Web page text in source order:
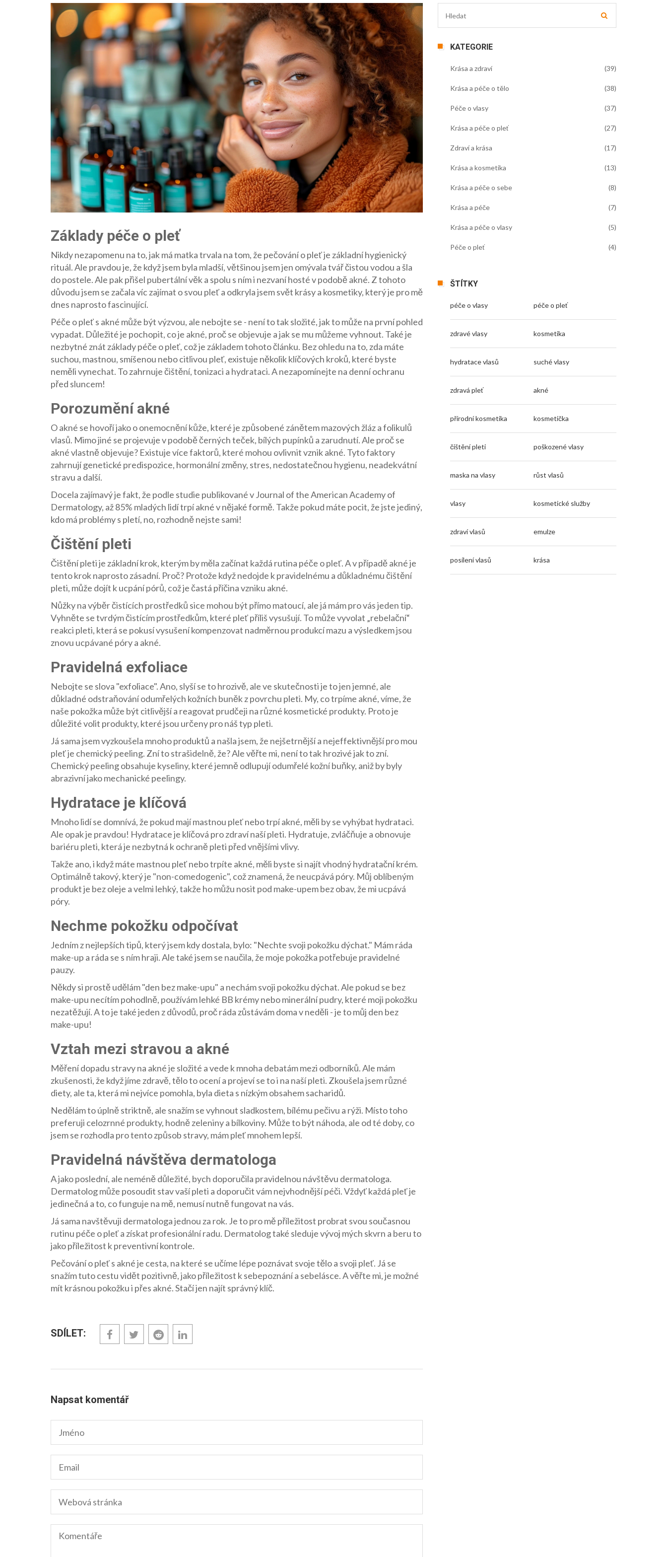
Základy péče o pleť
Nikdy nezapomenu na to, jak má matka trvala na tom, že pečování o pleť je základní hygienický
rituál. Ale pravdou je, že když jsem byla mladší, většinou jsem jen omývala tvář čistou vodou a šla
do postele. Ale pak přišel pubertální věk a spolu s ním i nezvaní hosté v podobě akné. Z tohoto
důvodu jsem se začala víc zajímat o svou pleť a odkryla jsem svět krásy a kosmetiky, který je pro mě
dnes naprosto fascinující.
Péče o pleť s akné může být výzvou, ale nebojte se - není to tak složité, jak to může na první pohled
vypadat. Důležité je pochopit, co je akné, proč se objevuje a jak se mu můžeme vyhnout. Také je
nezbytné znát základy péče o pleť, což je základem tohoto článku. Bez ohledu na to, zda máte
suchou, mastnou, smíšenou nebo citlivou pleť, existuje několik klíčových kroků, které byste
neměli vynechat. To zahrnuje čištění, tonizaci a hydrataci. A nezapomínejte na denní ochranu
před sluncem!
Porozumění akné
O akné se hovoří jako o onemocnění kůže, které je způsobené zánětem mazových žláz a folikulů
vlasů. Mimo jiné se projevuje v podobě černých teček, bílých pupínků a zarudnutí. Ale proč se
akné vlastně objevuje? Existuje více faktorů, které mohou ovlivnit vznik akné. Tyto faktory
zahrnují genetické predispozice, hormonální změny, stres, nedostatečnou hygienu, neadekvátní
stravu a další.
Docela zajímavý je fakt, že podle studie publikované v Journal of the American Academy of
Dermatology, až 85% mladých lidí trpí akné v nějaké formě. Takže pokud máte pocit, že jste jediný,
kdo má problémy s pletí, no, rozhodně nejste sami!
Čištění pleti
Čištění pleti je základní krok, kterým by měla začínat každá rutina péče o pleť. A v případě akné je
tento krok naprosto zásadní. Proč? Protože když nedojde k pravidelnému a důkladnému čištění
pleti, může dojít k ucpání pórů, což je častá příčina vzniku akné.
Nůžky na výběr čistících prostředků sice mohou být přímo matoucí, ale já mám pro vás jeden tip.
Vyhněte se tvrdým čistícím prostředkům, které pleť příliš vysušují. To může vyvolat „rebelační“
reakci pleti, která se pokusí vysušení kompenzovat nadměrnou produkcí mazu a výsledkem jsou
znovu ucpávané póry a akné.
Pravidelná exfoliace
Nebojte se slova "exfoliace". Ano, slyší se to hrozivě, ale ve skutečnosti je to jen jemné, ale
důkladné odstraňování odumřelých kožních buněk z povrchu pleti. My, co trpíme akné, víme, že
naše pokožka může být citlivější a reagovat prudčeji na různé kosmetické produkty. Proto je
důležité volit produkty, které jsou určeny pro náš typ pleti.
Já sama jsem vyzkoušela mnoho produktů a našla jsem, že nejšetrnější a nejeffektivnější pro mou
pleť je chemický peeling. Zní to strašidelně, že? Ale věřte mi, není to tak hrozivé jak to zní.
Chemický peeling obsahuje kyseliny, které jemně odlupují odumřelé kožní buňky, aniž by byly
abrazivní jako mechanické peelingy.
Hydratace je klíčová
Mnoho lidí se domnívá, že pokud mají mastnou pleť nebo trpí akné, měli by se vyhýbat hydrataci.
Ale opak je pravdou! Hydratace je klíčová pro zdraví naší pleti. Hydratuje, zvláčňuje a obnovuje
bariéru pleti, která je nezbytná k ochraně pleti před vnějšími vlivy.
Takže ano, i když máte mastnou pleť nebo trpíte akné, měli byste si najít vhodný hydratační krém.
Optimálně takový, který je "non-comedogenic", což znamená, že neucpává póry. Můj oblíbeným
produkt je bez oleje a velmi lehký, takže ho můžu nosit pod make-upem bez obav, že mi ucpává
póry.
Nechme pokožku odpočívat
Jedním z nejlepších tipů, který jsem kdy dostala, bylo: "Nechte svoji pokožku dýchat." Mám ráda
make-up a ráda se s ním hraji. Ale také jsem se naučila, že moje pokožka potřebuje pravidelné
pauzy.
Někdy si prostě udělám "den bez make-upu" a nechám svoji pokožku dýchat. Ale pokud se bez
make-upu necítím pohodlně, používám lehké BB krémy nebo minerální pudry, které moji pokožku
nezatěžují. A to je také jeden z důvodů, proč ráda zůstávám doma v neděli - je to můj den bez
make-upu!
Vztah mezi stravou a akné
Měření dopadu stravy na akné je složité a vede k mnoha debatám mezi odborníků. Ale mám
zkušenosti, že když jíme zdravě, tělo to ocení a projeví se to i na naší pleti. Zkoušela jsem různé
diety, ale ta, která mi nejvíce pomohla, byla dieta s nízkým obsahem sacharidů.
Nedělám to úplně striktně, ale snažím se vyhnout sladkostem, bílému pečivu a rýži. Místo toho
preferuji celozrnné produkty, hodně zeleniny a bílkoviny. Může to být náhoda, ale od té doby, co
jsem se rozhodla pro tento způsob stravy, mám pleť mnohem lepší.
Pravidelná návštěva dermatologa
A jako poslední, ale neméně důležité, bych doporučila pravidelnou návštěvu dermatologa.
Dermatolog může posoudit stav vaší pleti a doporučit vám nejvhodnější péči. Vždyť každá pleť je
jedinečná a to, co funguje na mě, nemusí nutně fungovat na vás.
Já sama navštěvuji dermatologa jednou za rok. Je to pro mě příležitost probrat svou současnou
rutinu péče o pleť a získat profesionální radu. Dermatolog také sleduje vývoj mých skvrn a beru to
jako příležitost k preventivní kontrole.
Pečování o pleť s akné je cesta, na které se učíme lépe poznávat svoje tělo a svoji pleť. Já se
snažím tuto cestu vidět pozitivně, jako příležitost k sebepoznání a sebelásce. A věřte mi, je možné
mít krásnou pokožku i přes akné. Stačí jen najít správný klíč.
SDÍLET:
Napsat komentář
KATEGORIE
Krása a zdraví (39)
Krása a péče o tělo (38)
Péče o vlasy (37)
Krása a péče o pleť (27)
Zdraví a krása (17)
Krása a kosmetika (13)
Krása a péče o sebe (8)
Krása a péče (7)
Krása a péče o vlasy (5)
Péče o pleť (4)
ŠTÍTKY
péče o vlasy péče o pleť
zdravé vlasy kosmetika
hydratace vlasů suché vlasy
zdravá pleť akné
přírodní kosmetika kosmetička
čištění pleti poškozené vlasy
maska na vlasy růst vlasů
vlasy kosmetické služby
zdraví vlasů emulze
posílení vlasů krása